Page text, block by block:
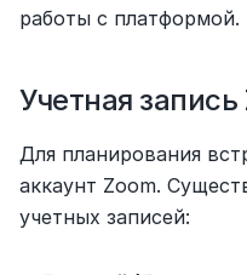
работы с платформой.
Учетная запись
Для планирования
аккаунт Zoom.
учетных записей: